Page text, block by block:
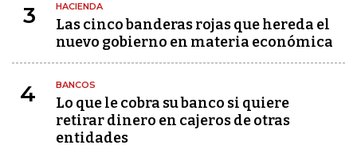
3 HACIENDA
Las cinco banderas rojas que hereda el
nuevo gobierno en materia económica
4 BANCOS
Lo que le cobra su banco si quiere
retirar dinero en cajeros de otras
entidades